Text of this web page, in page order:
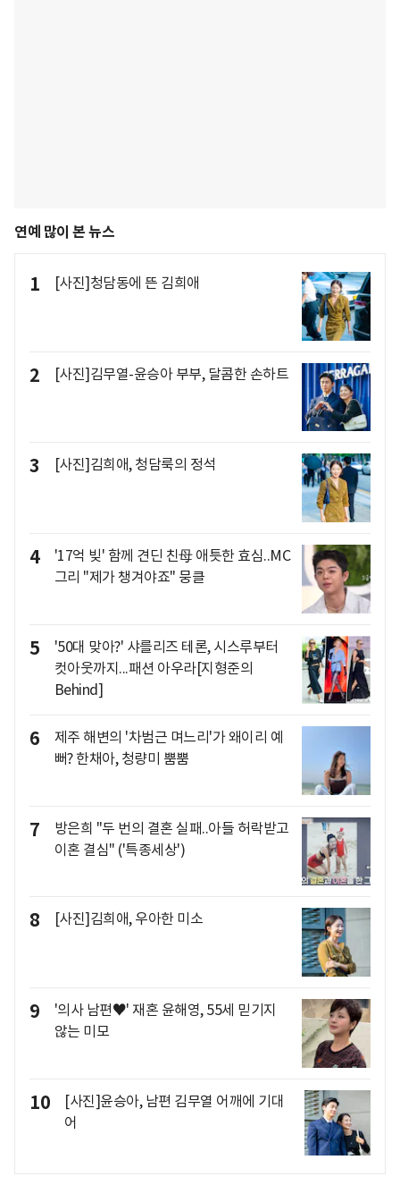
연예 많이 본 뉴스
1 [사진]청담동에 뜬 김희애
2 [사진]김무열-윤승아 부부, 달콤한 손하트
3 [사진]김희애, 청담룩의 정석
4
'17억 빚' 함께 견딘 친母 애틋한 효심..MC
그리 "제가 챙겨야죠" 뭉클
5
'50대 맞아?' 샤를리즈 테론, 시스루부터
컷아웃까지...패션 아우라[지형준의
Behind]
6
제주 해변의 '차범근 며느리'가 왜이리 예
뻐? 한채아, 청량미 뿜뿜
7
방은희 "두 번의 결혼 실패..아들 허락받고
이혼 결심" ('특종세상')
8 [사진]김희애, 우아한 미소
9
'의사 남편♥' 재혼 윤해영, 55세 믿기지
않는 미모
10
[사진]윤승아, 남편 김무열 어깨에 기대
어